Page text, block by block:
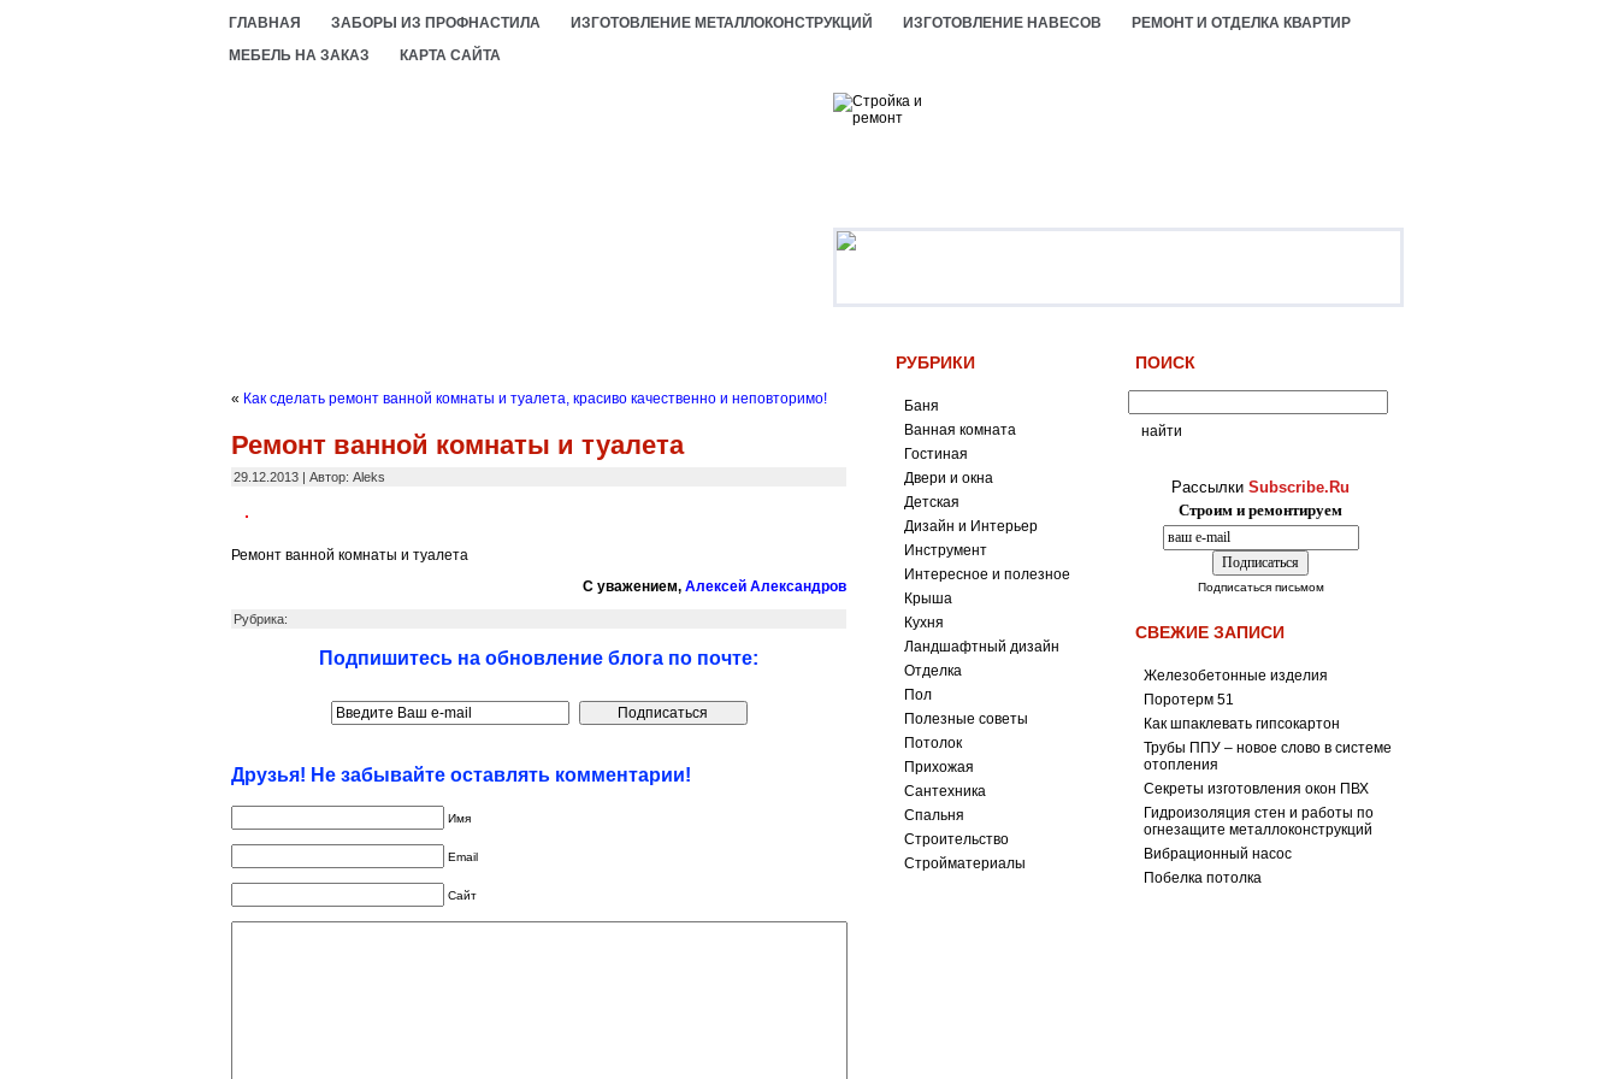
ГЛАВНАЯ ЗАБОРЫ ИЗ ПРОФНАСТИЛА ИЗГОТОВЛЕНИЕ МЕТАЛЛОКОНСТРУКЦИЙ ИЗГОТОВЛЕНИЕ НАВЕСОВ
РЕМОНТ И ОТДЕЛКА КВАРТИР
МЕБЕЛЬ НА ЗАКАЗ
КАРТА САЙТА
« Как сделать ремонт ванной комнаты и туалета, красиво качественно и неповторимо!
Ремонт ванной комнаты и туалета
29.12.2013 | Автор: Aleks
Ремонт ванной комнаты и туалета
С уважением, Алексей Александров
Рубрика:
Подпишитесь на обновление блога по почте:
Друзья! Не забывайте оставлять комментарии!
Имя
Email
Сайт
РУБРИКИ
Баня
Ванная комната
Гостиная
Двери и окна
Детская
Дизайн и Интерьер
Инструмент
Интересное и полезное
Крыша
Кухня
Ландшафтный дизайн
Отделка
Пол
Полезные советы
Потолок
Прихожая
Сантехника
Спальня
Строительство
Стройматериалы
ПОИСК
Рассылки Subscribe.Ru
Строим и ремонтируем
Подписаться письмом
СВЕЖИЕ ЗАПИСИ
Железобетонные изделия
Поротерм 51
Как шпаклевать гипсокартон
Трубы ППУ – новое слово в системе
отопления
Секреты изготовления окон ПВХ
Гидроизоляция стен и работы по
огнезащите металлоконструкций
Вибрационный насос
Побелка потолка